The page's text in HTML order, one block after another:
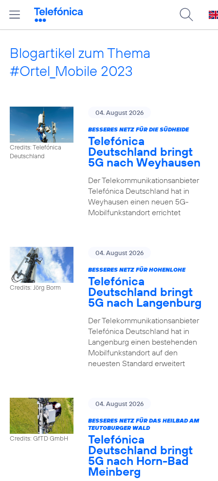
Blogartikel zum Thema
#Ortel_Mobile 2023
Credits: Telefónica
Deutschland
04. August 2026
BESSERES NETZ FÜR DIE SÜDHEIDE
Telefónica
Deutschland bringt
5G nach Weyhausen
Der Telekommunikationsanbieter
Telefónica Deutschland hat in
Weyhausen einen neuen 5G-
Mobilfunkstandort errichtet
Credits: Jörg Borm
04. August 2026
BESSERES NETZ FÜR HOHENLOHE
Telefónica
Deutschland bringt
5G nach Langenburg
Der Telekommunikationsanbieter
Telefónica Deutschland hat in
Langenburg einen bestehenden
Mobilfunkstandort auf den
neuesten Standard erweitert
Credits: GfTD GmbH
04. August 2026
BESSERES NETZ FÜR DAS HEILBAD AM
TEUTOBURGER WALD
Telefónica
Deutschland bringt
5G nach Horn-Bad
Meinberg